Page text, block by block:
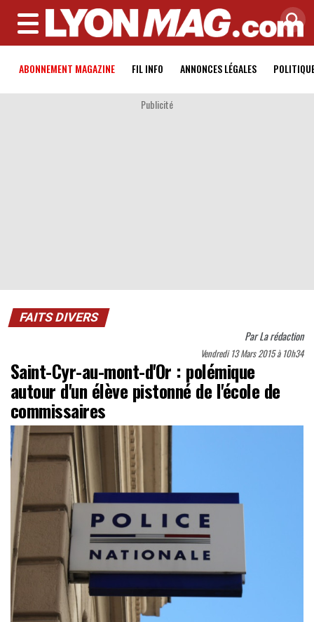
MENU
ABONNEMENT MAGAZINE FIL INFO ANNONCES LÉGALES
Publicité
FAITS DIVERS
ParLa rédaction
Vendredi 13 Mars 2015 à 10h34
Saint-Cyr-au-mont-d'Or : polémique
autour d'un élève pistonné de l'école de
commissaires